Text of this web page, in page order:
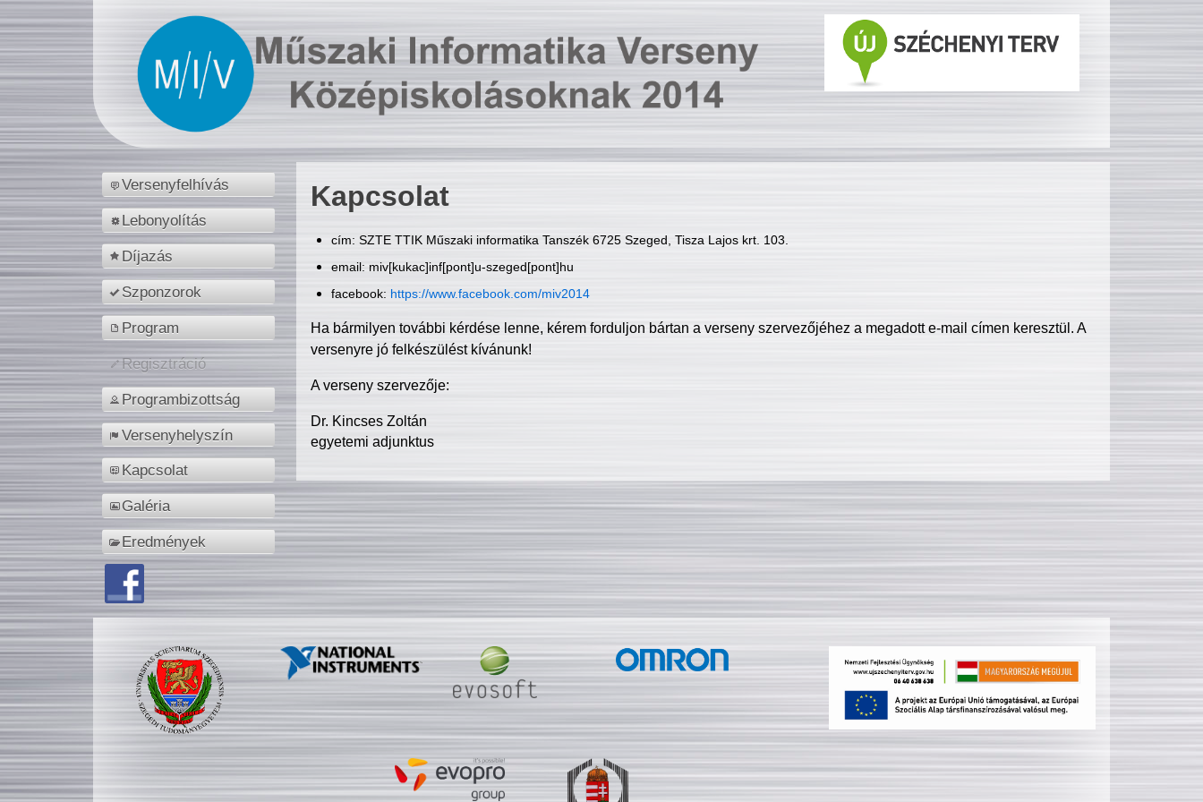
Versenyfelhívás
Lebonyolítás
Díjazás
Szponzorok
Program
Regisztráció
Programbizottság
Versenyhelyszín
Kapcsolat
Galéria
Eredmények
Kapcsolat
cím: SZTE TTIK Műszaki informatika Tanszék 6725 Szeged, Tisza Lajos krt. 103.
email: miv[kukac]inf[pont]u-szeged[pont]hu
facebook: https://www.facebook.com/miv2014
Ha bármilyen további kérdése lenne, kérem forduljon bártan a verseny szervezőjéhez a megadott e-mail címen keresztül. A
versenyre jó felkészülést kívánunk!
A verseny szervezője:
Dr. Kincses Zoltán
egyetemi adjunktus